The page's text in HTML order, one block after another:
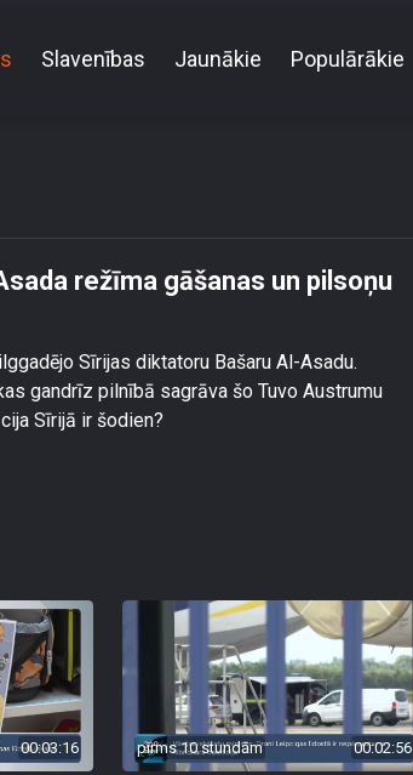
Slavenības Jaunākie Populārākie
režīma gāšanas un pilsoņu
Sīrijas diktatoru Bašaru Al-Asadu.
gandrīz pilnībā sagrāva šo Tuvo Austrumu
Sīrijā ir šodien?
00:03:16 pirms 10 stundām 00:02:56